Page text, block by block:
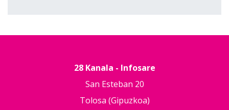
28 Kanala - Infosare
San Esteban 20
Tolosa (Gipuzkoa)